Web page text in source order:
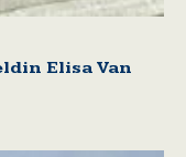
Elisa Van